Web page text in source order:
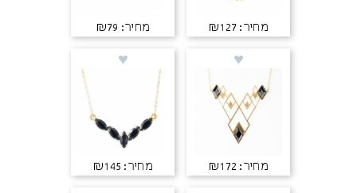
מחיר: ₪127 מחיר: ₪79
מחיר: ₪172 מחיר: ₪145